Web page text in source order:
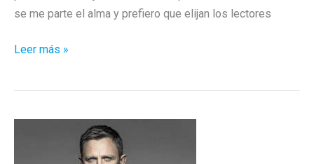
se me parte el alma y prefiero que elijan los lectores
O
Leer más »